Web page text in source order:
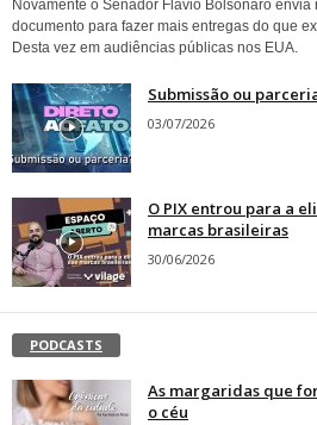
Novamente o Senador Flávio Bolsonaro envia
documento para fazer mais entregas do que
Desta vez em audiências públicas nos EUA.
Submissão ou
03/07/2026
O PIX entrou para a
marcas brasileiras
30/06/2026
PODCASTS
As margaridas que
o céu